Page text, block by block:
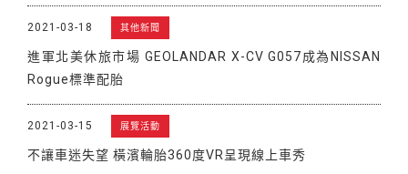
2021-03-18 其他新聞
進軍北美休旅市場 GEOLANDAR X-CV G057成為NISSAN
Rogue標準配胎
2021-03-15 展覽活動
不讓車迷失望 橫濱輪胎360度VR呈現線上車秀